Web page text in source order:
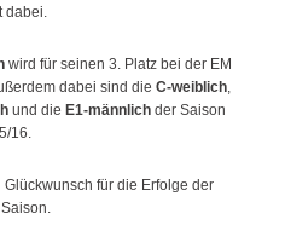
dabei.
wird für seinen 3. Platz bei der EM
dabei sind die C-weiblich,
und die E1-männlich der Saison
16.
für die Erfolge der
Saison.